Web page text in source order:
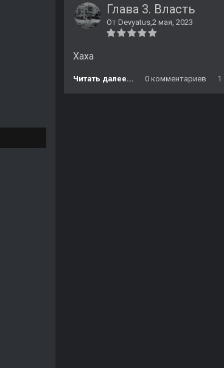
Глава 3. Власть
От Devyatus,2 мая, 2023
Хаха
Читать далее... 0 комментариев 1